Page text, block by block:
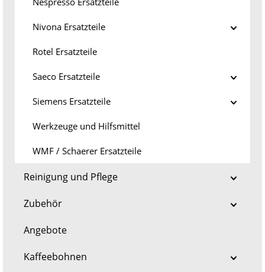
Nivona Ersatzteile
Rotel Ersatzteile
Saeco Ersatzteile
Siemens Ersatzteile
Werkzeuge und Hilfsmittel
WMF / Schaerer Ersatzteile
Reinigung und Pflege
Zubehör
Angebote
Kaffeebohnen